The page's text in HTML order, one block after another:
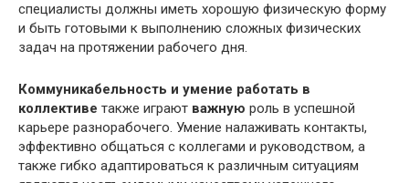
специалисты должны иметь хорошую физическую форму
и быть готовыми к выполнению сложных физических
задач на протяжении рабочего дня.
Коммуникабельность и умение работать в
коллективе также играют важную роль в успешной
карьере разнорабочего. Умение налаживать контакты,
эффективно общаться с коллегами и руководством, а
также гибко адаптироваться к различным ситуациям